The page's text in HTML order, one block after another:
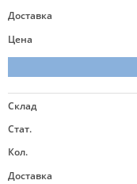
Доставка
Цена
Склад
Стат.
Кол.
Доставка